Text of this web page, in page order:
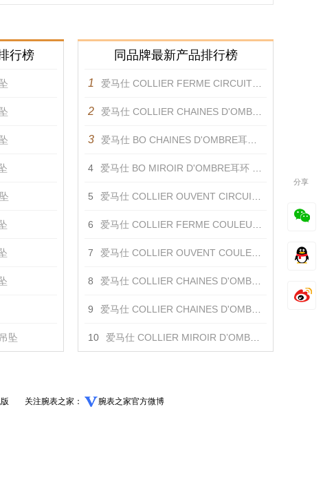
行榜
坠
同品牌最新产品排行榜
1 爱马仕 COLLIER FERME CIRCUIT DE LUMIERE项链 项链
2 爱马仕 COLLIER CHAINES D'OMBRE项链 项链
3 爱马仕 BO CHAINES D'OMBRE耳环 耳饰
4 爱马仕 BO MIROIR D'OMBRE耳环 耳饰
5 爱马仕 COLLIER OUVENT CIRCUIT DE LUMIERE项链 项链
6 爱马仕 COLLIER FERME COULEURS DU JOUR项链 项链
7 爱马仕 COLLIER OUVENT COULEURS DU JOUR 项链 项链
8 爱马仕 COLLIER CHAINES D'OMBRE项链 项链
9 爱马仕 COLLIER CHAINES D'OMBRE项链 项链
10 爱马仕 COLLIER MIROIR D’OMBRE项链 项链
关注腕表之家： 腕表之家官方微博
分享